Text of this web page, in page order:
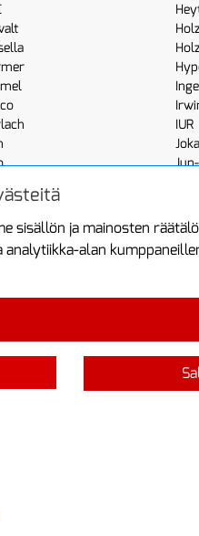
IUR
ja maksaminen
ostamista
free / verovapaa myynti
sisällön ja mainosten
analytiikka-alan